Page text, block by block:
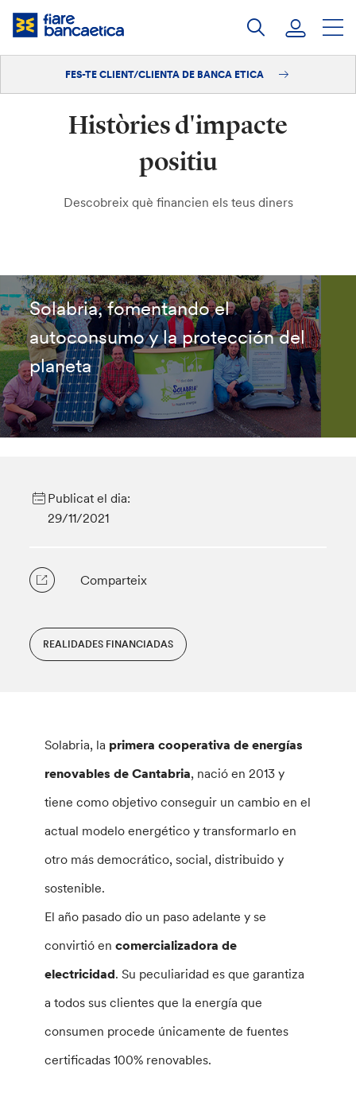
Salta
Iniciar sessió
Fes-te'n client/clienta
FES-TE CLIENT/CLIENTA DE BANCA ETICA
Històries d'impacte
positiu
Descobreix què financien els teus diners
Solabria, fomentando el
autoconsumo y la protección del
planeta
Publicat el dia:
29/11/2021
Comparteix
REALIDADES FINANCIADAS
Solabria, la primera cooperativa de energías
renovables de Cantabria, nació en 2013 y
tiene como objetivo conseguir un cambio en el
actual modelo energético y transformarlo en
otro más democrático, social, distribuido y
sostenible.
El año pasado dio un paso adelante y se
convirtió encomercializadora de
electricidad. Su peculiaridad es que garantiza
a todos sus clientes que la energía que
consumen procede únicamente de fuentes
certificadas 100% renovables.